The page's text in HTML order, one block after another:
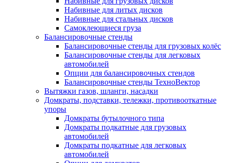
Набивные для литых дисков
Набивные для стальных дисков
Самоклеющиеся груза
Балансировочные стенды
Балансировочные стенды для грузовых колёс
Балансировочные стенды для легковых
автомобилей
Опции для балансировочных стендов
Балансировочные стенды ТехноВектор
Вытяжки газов, шланги, насадки
Домкраты, подставки, тележки, противооткатные
упоры
Домкраты бутылочного типа
Домкраты подкатные для грузовых
автомобилей
Домкраты подкатные для легковых
автомобилей